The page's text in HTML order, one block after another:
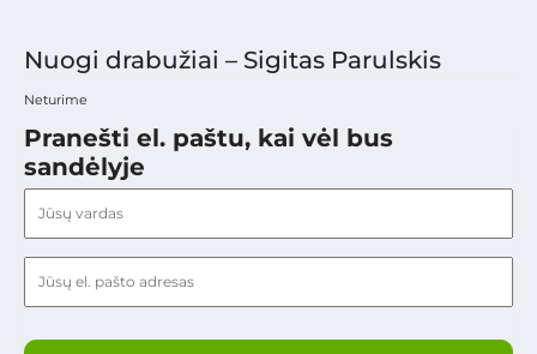
Nuogi drabužiai – Sigitas Parulskis
Neturime
Pranešti el. paštu, kai vėl bus
sandėlyje